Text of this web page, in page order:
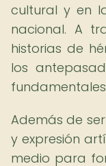
cultural y en
nacional. A
historias de
los
Además de
y expresión
medio para